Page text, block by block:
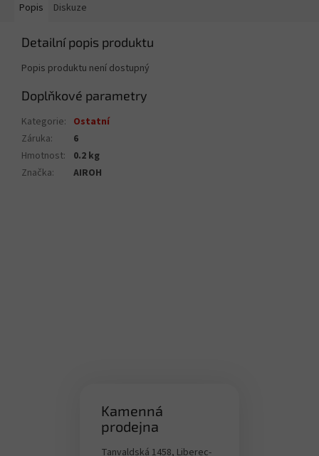
Popis Diskuze
Detailní popis produktu
Popis produktu není dostupný
Doplňkové parametry
Kategorie: Ostatní
Záruka:
6
Hmotnost:
0.2 kg
Značka: AIROH
Kamenná
prodejna
Tanvaldská 1458, Liberec-